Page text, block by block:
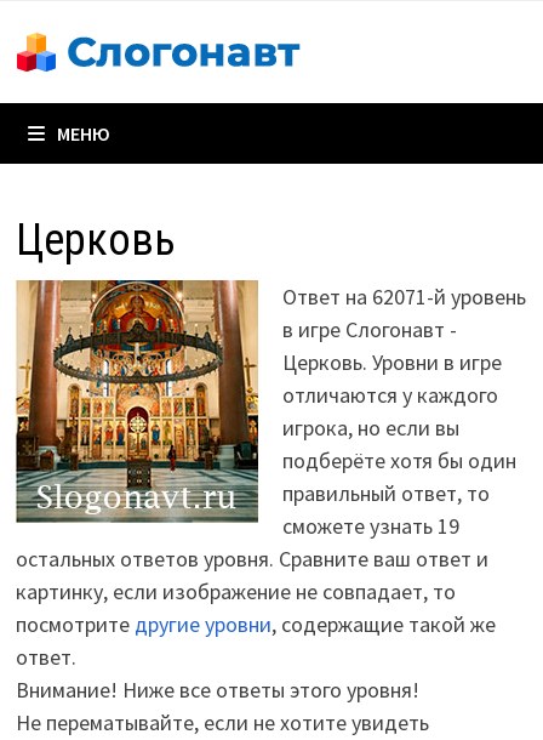
содержимому
МЕНЮ
Церковь
Ответ на 62071-й уровень
в игре Слогонавт -
Церковь. Уровни в игре
отличаются у каждого
игрока, но если вы
подберёте хотя бы один
правильный ответ, то
сможете узнать 19
остальных ответов уровня. Сравните ваш ответ и
картинку, если изображение не совпадает, то
посмотрите другие уровни, содержащие такой же
ответ.
Внимание! Ниже все ответы этого уровня!
Не перематывайте, если не хотите увидеть